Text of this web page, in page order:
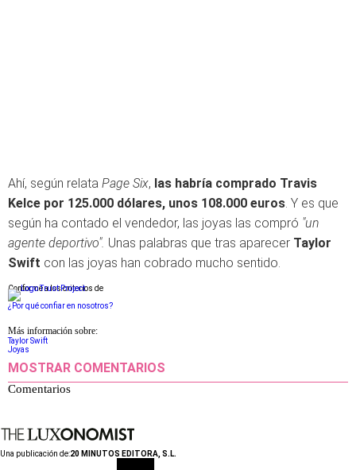
Ahí, según relata Page Six, las habría comprado Travis
Kelce por 125.000 dólares, unos 108.000 euros. Y es que
según ha contado el vendedor, las joyas las compró "un
agente deportivo". Unas palabras que tras aparecer Taylor
Swift con las joyas han cobrado mucho sentido.
Conforme a los criterios de
¿Por qué confiar en nosotros?
Más información sobre:
Taylor Swift
Joyas
MOSTRAR COMENTARIOS
Comentarios
Una publicación de:20 MINUTOS EDITORA, S.L.